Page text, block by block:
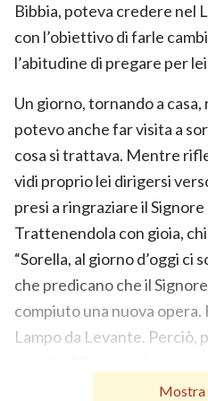
Bibbia, poteva credere nel
con l’obiettivo di farle
l’abitudine di pregare per
Un giorno, tornando a
potevo anche far visita a
cosa si trattava. Mentre
vidi proprio lei dirigersi
presi a ringraziare il
Trattenendola con gioia,
“Sorella, al giorno d’oggi ci
che predicano che il
compiuto una nuova
Lampo da Levante. Perciò,
una strada sbagliata”.Mostra